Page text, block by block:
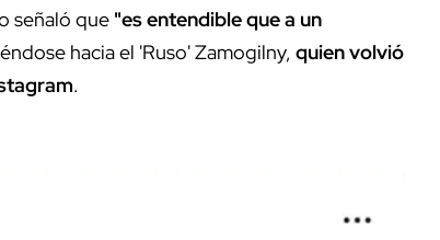
señaló que "es entendible que a un
hacia el 'Ruso' Zamogilny, quien volvió
.